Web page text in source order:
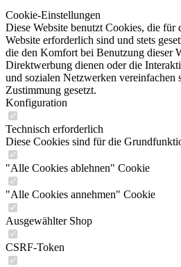
Cookie-Einstellungen
Diese Website benutzt Cookies, die für
Website erforderlich sind und stets
die den Komfort bei Benutzung dieser
Direktwerbung dienen oder die
und sozialen Netzwerken
Zustimmung gesetzt.
Konfiguration
Technisch erforderlich
Diese Cookies sind für die
"Alle Cookies ablehnen" Cookie
"Alle Cookies annehmen" Cookie
Ausgewählter Shop
CSRF-Token